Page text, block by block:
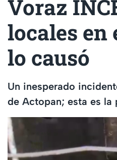
Voraz
locales en
lo causó
Un inesperado
de Actopan; esta es la